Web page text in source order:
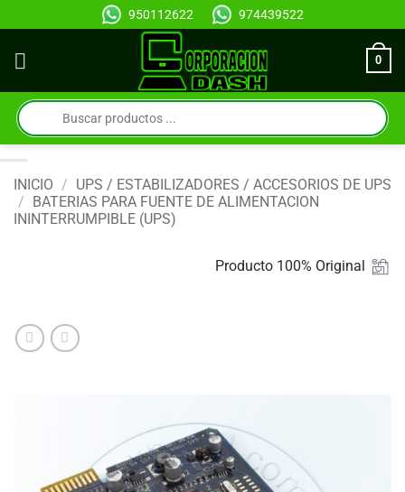
al
contenido
950112622 974439522
0
Búsqueda
de
productos
INICIO / UPS / ESTABILIZADORES / ACCESORIOS DE UPS
/ BATERIAS PARA FUENTE DE ALIMENTACION
ININTERRUMPIBLE (UPS)
Producto 100% Original